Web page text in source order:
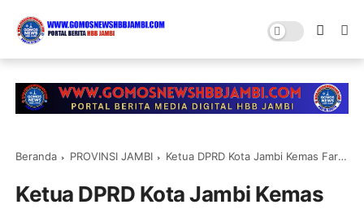
Beranda PROVINSI JAMBI Ketua DPRD Kota Jambi Kemas Faried Apresiasi Ikrar Majelis Bahagia Bersholawat
Ketua DPRD Kota Jambi Kemas